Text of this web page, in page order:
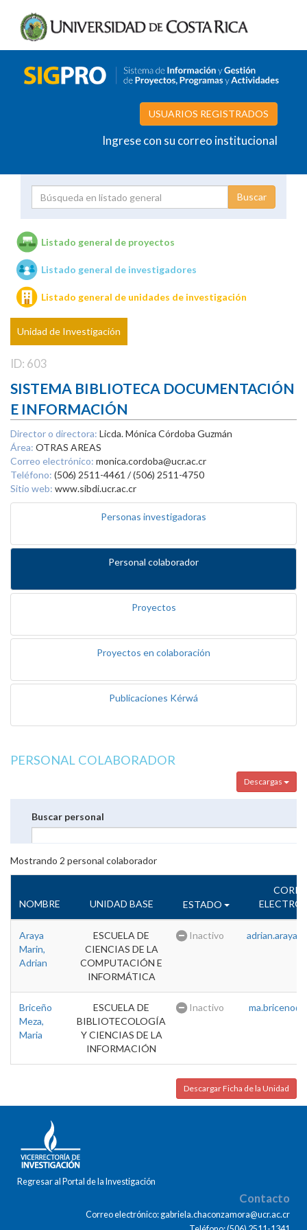
USUARIOS REGISTRADOS
Ingrese con su correo institucional
Unidades de investigación
Listado general de proyectos
Listado general de investigadores
Listado general de unidades de investigación
Unidad de Investigación
ID: 603
SISTEMA BIBLIOTECA DOCUMENTACIÓN
E INFORMACIÓN
Director o directora: Licda. Mónica Córdoba Guzmán
Área: OTRAS AREAS
Correo electrónico: monica.cordoba@ucr.ac.cr
Teléfono: (506) 2511-4461 / (506) 2511-4750
Sitio web: www.sibdi.ucr.ac.cr
Personas investigadoras
Personal colaborador
Proyectos
Proyectos en colaboración
Publicaciones Kérwá
PERSONAL COLABORADOR
Descargas
Buscar personal
Mostrando 2 personal colaborador
NOMBRE UNIDAD BASE ESTADO
Araya
Marin,
Adrian
ESCUELA DE
CIENCIAS DE LA
COMPUTACIÓN E
INFORMÁTICA
Inactivo
Briceño
Meza,
Maria
ESCUELA DE
BIBLIOTECOLOGÍA
Y CIENCIAS DE LA
INFORMACIÓN
Inactivo
Descargar Ficha de la Unidad
Regresar al Portal de la Investigación
Contacto
Correo electrónico: gabriela.chaconzamora@ucr.ac.cr